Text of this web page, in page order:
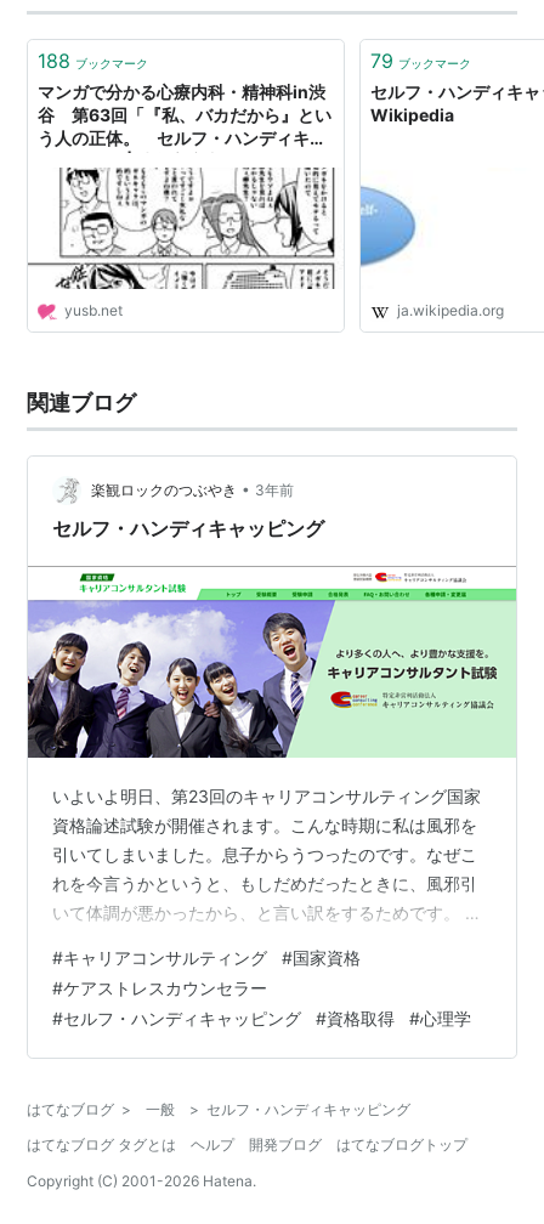
188 ブックマーク
マンガで分かる心療内科・精神科in渋
谷 第63回「『私、バカだから』とい
う人の正体。 セルフ・ハンディキャ
ルクリニック【年100万人治療/開院18
年】渋谷院/精神科
yusb.net
79 ブックマーク
セルフ・ハンディキ
Wikipedia
ja.wikipedia.org
関連ブログ
楽観ロックのつぶやき • 3年前
セルフ・ハンディキャッピング
いよいよ明日、第23回のキャリアコンサルティング国家
資格論述試験が開催されます。こんな時期に私は風邪を
引いてしまいました。息子からうつったのです。なぜこ
れを今言うかというと、もしだめだったときに、風邪引
いて体調が悪かったから、と言い訳をするためです。 こ
ても自尊心を保てるように、あらかじめ自分にはハンデ
ィキャップがあると主張したり、実際にハンディキャッ
プを作り出してしまうことです。 よくありますよね、学
生の頃も、友達に全然勉強してない、って言ったり。あ
ッピングの一つですね。 さて、キャリコンの…
#キャリアコンサルティング #国家資格
#ケアストレスカウンセラー
#セルフ・ハンディキャッピング #資格取得 #心理学
はてなブログ > 一般 > セルフ・ハンディキャッピング
はてなブログ タグとは
ヘルプ 開発ブログ
はてなブログトップ
Copyright (C) 2001-2026 Hatena.